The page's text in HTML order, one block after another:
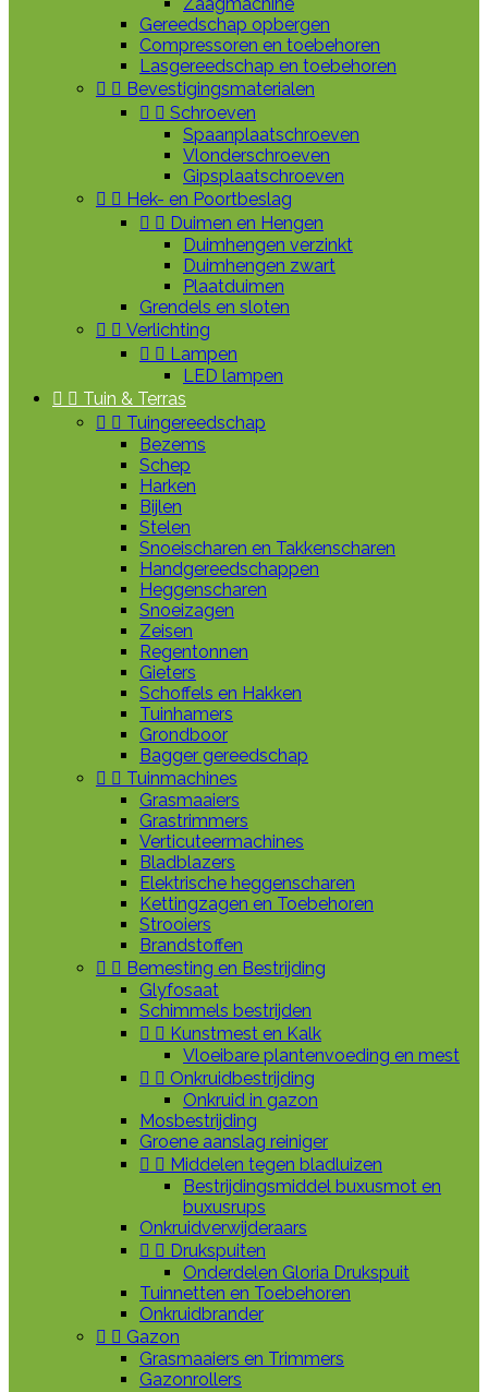
Gereedschap opbergen
Compressoren en toebehoren
Lasgereedschap en toebehoren
  Bevestigingsmaterialen
  Schroeven
Spaanplaatschroeven
Vlonderschroeven
Gipsplaatschroeven
  Hek- en Poortbeslag
  Duimen en Hengen
Duimhengen verzinkt
Duimhengen zwart
Plaatduimen
Grendels en sloten
  Verlichting
  Lampen
LED lampen
  Tuin & Terras
  Tuingereedschap
Bezems
Schep
Harken
Bijlen
Stelen
Snoeischaren en Takkenscharen
Handgereedschappen
Heggenscharen
Snoeizagen
Zeisen
Regentonnen
Gieters
Schoffels en Hakken
Tuinhamers
Grondboor
Bagger gereedschap
  Tuinmachines
Grasmaaiers
Grastrimmers
Verticuteermachines
Bladblazers
Elektrische heggenscharen
Kettingzagen en Toebehoren
Strooiers
Brandstoffen
  Bemesting en Bestrijding
Glyfosaat
Schimmels bestrijden
  Kunstmest en Kalk
Vloeibare plantenvoeding en mest
  Onkruidbestrijding
Onkruid in gazon
Mosbestrijding
Groene aanslag reiniger
  Middelen tegen bladluizen
Bestrijdingsmiddel buxusmot en
buxusrups
Onkruidverwijderaars
  Drukspuiten
Onderdelen Gloria Drukspuit
Tuinnetten en Toebehoren
Onkruidbrander
  Gazon
Grasmaaiers en Trimmers
Gazonrollers